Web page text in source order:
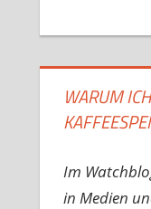
WARUM
Im
in Medien